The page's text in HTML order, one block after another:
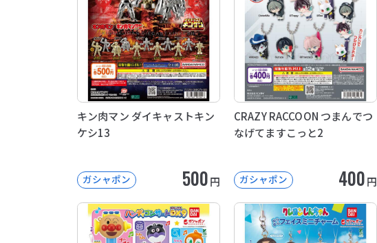
キン肉マン ダイキャストキン
ケシ13
ガシャポン 500円
CRAZY RACCOON つまんでつ
なげてますこっと2
ガシャポン 400円